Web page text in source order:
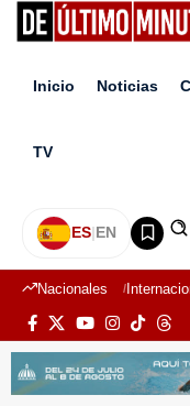
Inicio Noticias
TV
ES|EN
Nacionales